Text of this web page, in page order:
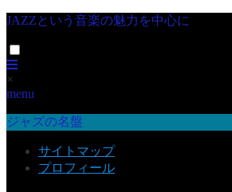
JAZZという音楽の魅力を中心に
×
menu
ジャズの名盤
サイトマップ
プロフィール